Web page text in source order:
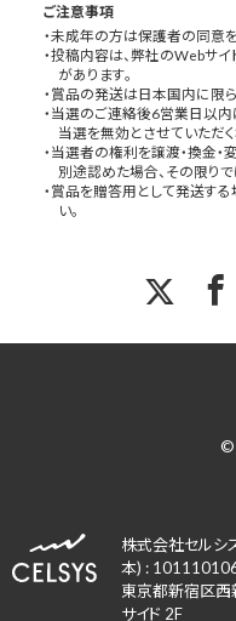
ご注意事項
・未成年の方は保護者の同意
・投稿内容は、弊社のWebサ
があります。
・賞品の発送は日本国内に限ら
・当選のご連絡後6営業日以
当選を無効とさせていただ
・当選者の権利を譲渡・換金・
別途認めた場合、その限りで
・賞品を贈答用として発送す
い。
©
株式会社セルシ
本) :
東京都新宿区西
サイド 2F